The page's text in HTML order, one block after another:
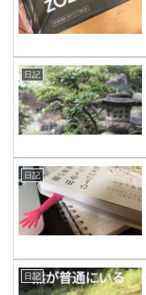
日記
日記
日記